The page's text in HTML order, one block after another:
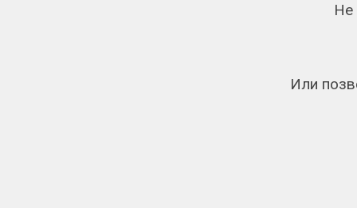
Не
Или